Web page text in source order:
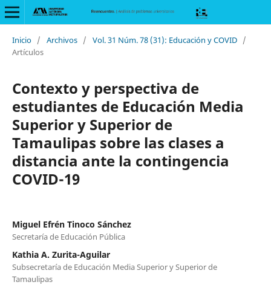
Inicio / Archivos / Vol. 31 Núm. 78 (31): Educación y COVID /
Artículos
Contexto y perspectiva de
estudiantes de Educación Media
Superior y Superior de
Tamaulipas sobre las clases a
distancia ante la contingencia
COVID-19
Miguel Efrén Tinoco Sánchez
Secretaría de Educación Pública
Kathia A. Zurita-Aguilar
Subsecretaría de Educación Media Superior y Superior de
Tamaulipas